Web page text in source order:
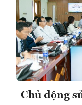
Chủ động